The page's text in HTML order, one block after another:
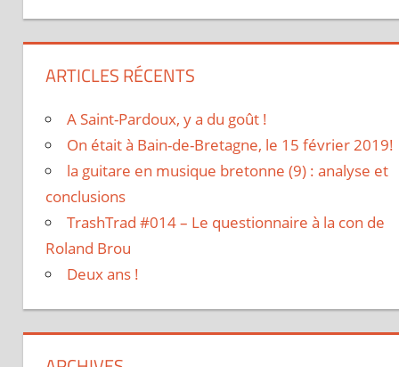
ARTICLES RÉCENTS
A Saint-Pardoux, y a du goût !
On était à Bain-de-Bretagne, le 15 février 2019!
la guitare en musique bretonne (9) : analyse et
conclusions
TrashTrad #014 – Le questionnaire à la con de
Roland Brou
Deux ans !